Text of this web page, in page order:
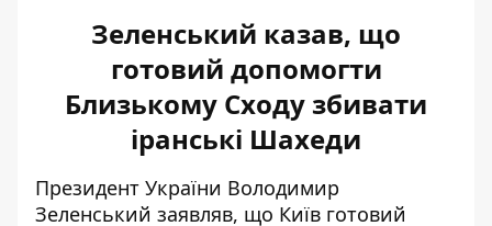
Зеленський казав, що
готовий допомогти
Близькому Сходу збивати
іранські Шахеди
Президент України Володимир
Зеленський заявляв, що Київ готовий